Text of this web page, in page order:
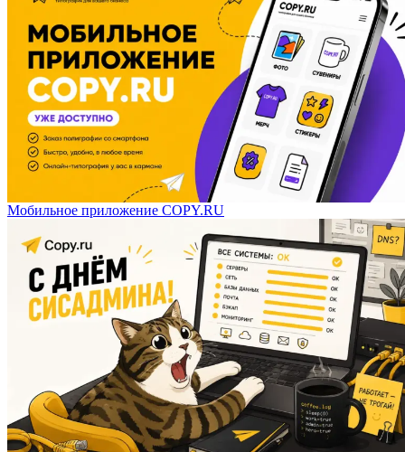
Мобильное приложение COPY.RU